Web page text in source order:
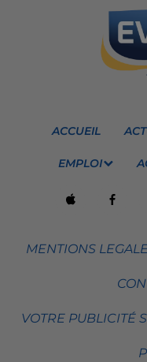
ACCUEIL
EMPLOI
MENTIONS
VOTRE PUBLICITÉ